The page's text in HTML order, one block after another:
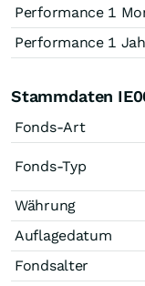
Performance 1
Performance 1
Stammdaten
Fonds-Art
Fonds-Typ
Währung
Auflagedatum
Fondsalter